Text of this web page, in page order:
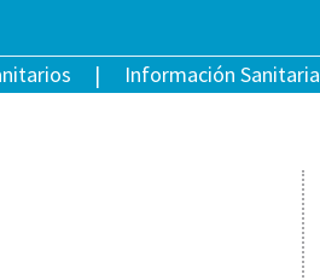
Información Sanitaria